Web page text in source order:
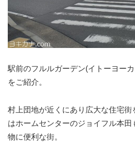
駅前のフルルガーデン(イトーヨー
をご紹介。
村上団地が近くにあり広大な住宅街
はホームセンターのジョイフル本
物に便利な街。